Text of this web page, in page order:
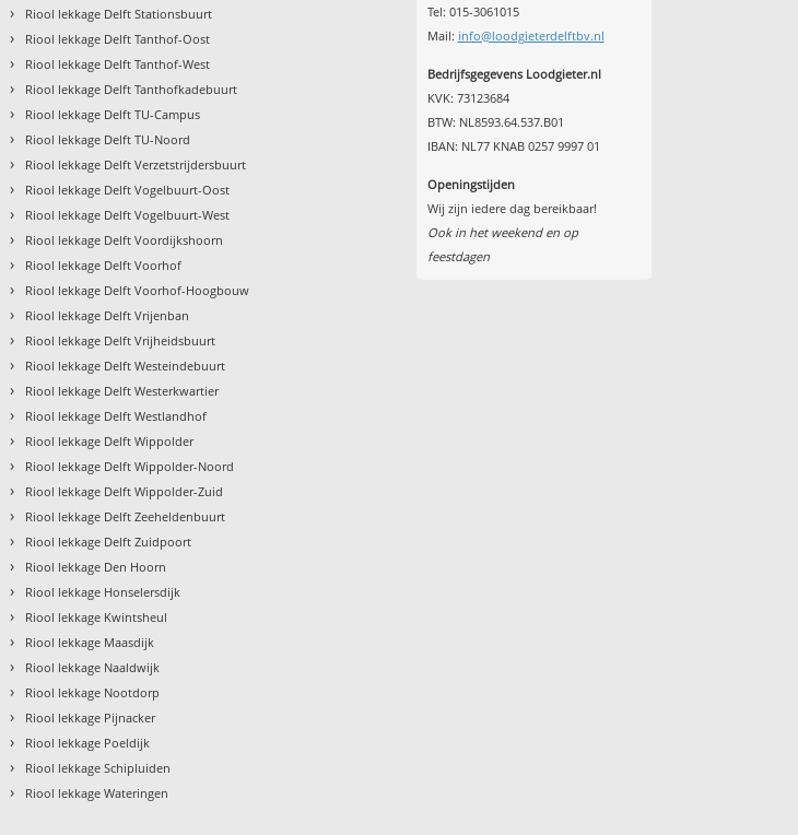
› Riool lekkage Delft Stationsbuurt
› Riool lekkage Delft Tanthof-Oost
› Riool lekkage Delft Tanthof-West
› Riool lekkage Delft Tanthofkadebuurt
› Riool lekkage Delft TU-Campus
› Riool lekkage Delft TU-Noord
› Riool lekkage Delft Verzetstrijdersbuurt
› Riool lekkage Delft Vogelbuurt-Oost
› Riool lekkage Delft Vogelbuurt-West
› Riool lekkage Delft Voordijkshoorn
› Riool lekkage Delft Voorhof
› Riool lekkage Delft Voorhof-Hoogbouw
› Riool lekkage Delft Vrijenban
› Riool lekkage Delft Vrijheidsbuurt
› Riool lekkage Delft Westeindebuurt
› Riool lekkage Delft Westerkwartier
› Riool lekkage Delft Westlandhof
› Riool lekkage Delft Wippolder
› Riool lekkage Delft Wippolder-Noord
› Riool lekkage Delft Wippolder-Zuid
› Riool lekkage Delft Zeeheldenbuurt
› Riool lekkage Delft Zuidpoort
› Riool lekkage Den Hoorn
› Riool lekkage Honselersdijk
› Riool lekkage Kwintsheul
› Riool lekkage Maasdijk
› Riool lekkage Naaldwijk
› Riool lekkage Nootdorp
› Riool lekkage Pijnacker
› Riool lekkage Poeldijk
› Riool lekkage Schipluiden
› Riool lekkage Wateringen
Tel: 015-3061015
Mail: info@loodgieterdelftbv.nl
Bedrijfsgegevens Loodgieter.nl
KVK: 73123684
BTW: NL8593.64.537.B01
IBAN: NL77 KNAB 0257 9997 01
Openingstijden
Wij zijn iedere dag bereikbaar!
Ook in het weekend en op
feestdagen